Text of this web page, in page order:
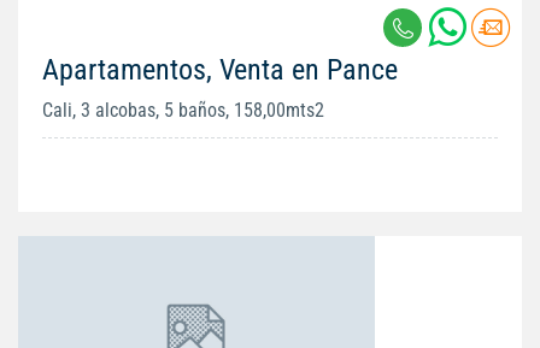
Apartamentos, Venta en Pance
Cali, 3 alcobas, 5 baños, 158,00mts2